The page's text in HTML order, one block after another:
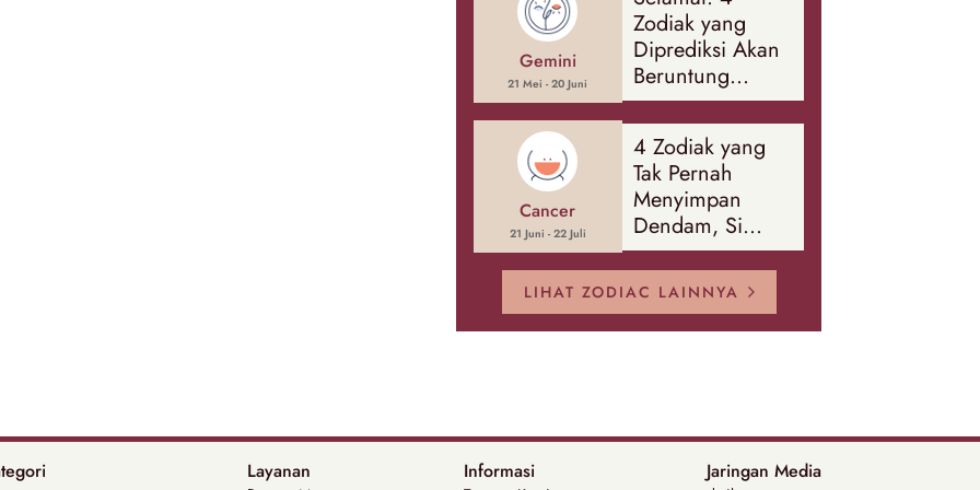
Gemini
21 Mei - 20 Juni
Zodiak yang
Diprediksi Akan
Beruntung
Sepanjang
Agustus 2026
Cancer
21 Juni - 22 Juli
4 Zodiak yang
Tak Pernah
Menyimpan
Dendam, Si
Paling Mudah
Memaafkan!
LIHAT ZODIAC LAINNYA
Layanan Informasi Jaringan Media